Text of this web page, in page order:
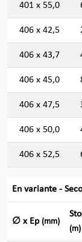
401 x 55,0
406 x 42,5
406 x 43,7
406 x 45,0
406 x 47,5
406 x 50,0
406 x 52,5
En variante -
∅ x Ep (mm)
(m)